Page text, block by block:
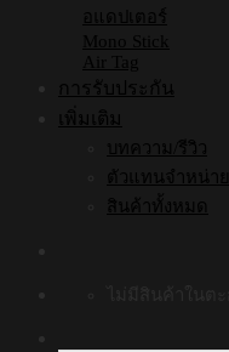
อแดปเตอร์
Mono Stick
Air Tag
การรับประกัน
เพิ่มเติม
บทความ/รีวิว
ตัวแทนจำหน่าย
สินค้าทั้งหมด